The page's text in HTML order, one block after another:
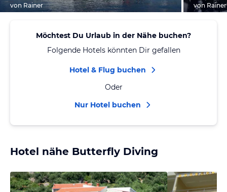
von Rainer von Rainer
Möchtest Du Urlaub in der Nähe buchen?
Folgende Hotels könnten Dir gefallen
Hotel & Flug buchen
Oder
Nur Hotel buchen
Hotel nähe Butterfly Diving